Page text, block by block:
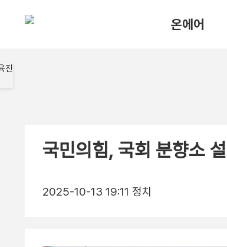
온에어
국민의힘, 국회 분향소
2025-10-13 19:11 정치